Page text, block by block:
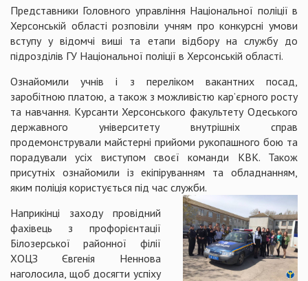
Представники Головного управління Національної поліції в
Херсонській області розповіли учням про конкурсні умови
вступу у відомчі виші та етапи відбору на службу до
підрозділів ГУ Національної поліції в Херсонській області.
Ознайомили учнів і з переліком вакантних посад,
заробітною платою, а також з можливістю кар’єрного росту
та навчання. Курсанти Херсонського факультету Одеського
державного університету внутрішніх справ
продемонстрували майстерні прийоми рукопашного бою та
порадували усіх виступом своєї команди КВК. Також
присутніх ознайомили із екіпіруванням та обладнанням,
яким поліція користується під час служби.
Наприкінці заходу провідний
фахівець з профорієнтації
Білозерської районної філії
ХОЦЗ Євгенія Неннова
наголосила, щоб досягти успіху